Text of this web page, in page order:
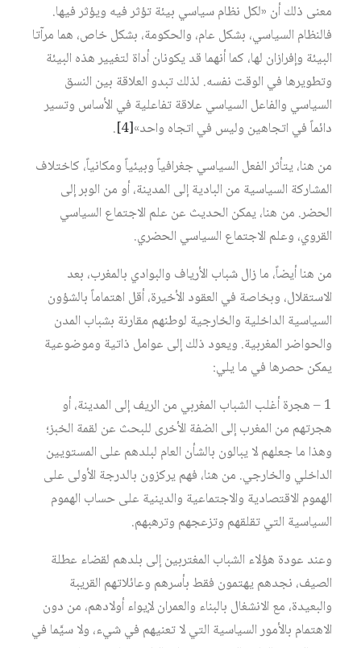
معنى ذلك أن «لكل نظام سياسي بيئة تؤثر فيه ويؤثر فيها.
فالنظام السياسي، بشكل عام، والحكومة، بشكل خاص، هما مرآتا
البيئة وإفرازان لها، كما أنهما قد يكونان أداة لتغيير هذه البيئة
وتطويرها في الوقت نفسه. لذلك تبدو العلاقة بين النسق
السياسي والفاعل السياسي علاقة تفاعلية في الأساس وتسير
دائماً في اتجاهين وليس في اتجاه واحد»[4]
.
من هنا، يتأثر الفعل السياسي جغرافياً وبيئياً ومكانياً، كاختلاف
المشاركة السياسية من البادية إلى المدينة، أو من الوبر إلى
الحضر. من هنا، يمكن الحديث عن علم الاجتماع السياسي
القروي، وعلم الاجتماع السياسي الحضري.
من هنا أيضاً، ما زال شباب الأرياف والبوادي بالمغرب، بعد
الاستقلال، وبخاصة في العقود الأخيرة، أقل اهتماماً بالشؤون
السياسية الداخلية والخارجية لوطنهم مقارنة بشباب المدن
والحواضر المغربية. ويعود ذلك إلى عوامل ذاتية وموضوعية
يمكن حصرها في ما يلي:
1 – هجرة أغلب الشباب المغربي من الريف إلى المدينة، أو
هجرتهم من المغرب إلى الضفة الأخرى للبحث عن لقمة الخبز؛
وهذا ما جعلهم لا يبالون بالشأن العام لبلدهم على المستويين
الداخلي والخارجي. من هنا، فهم يركزون بالدرجة الأولى على
الهموم الاقتصادية والاجتماعية والدينية على حساب الهموم
السياسية التي تقلقهم وتزعجهم وترهبهم.
وعند عودة هؤلاء الشباب المغتربين إلى بلدهم لقضاء عطلة
الصيف، نجدهم يهتمون فقط بأسرهم وعائلاتهم القريبة
والبعيدة، مع الانشغال بالبناء والعمران لإيواء أولادهم، من دون
الاهتمام بالأمور السياسية التي لا تعنيهم في شيء، ولا سيَّما في